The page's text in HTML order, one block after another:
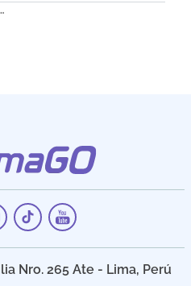
Nro. 265 Ate - Lima, Perú